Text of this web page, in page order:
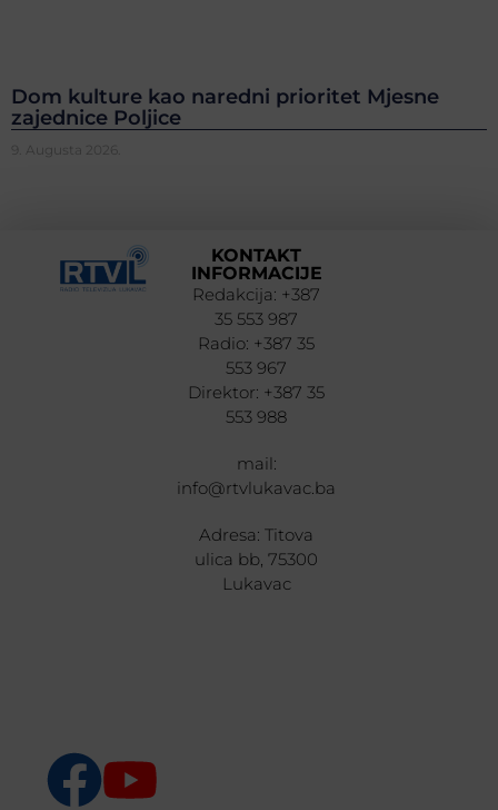
Dom kulture kao naredni prioritet Mjesne
zajednice Poljice
9. Augusta 2026.
KONTAKT
INFORMACIJE
Redakcija: +387
35 553 987
Radio: +387 35
553 967
Direktor: +387 35
553 988
mail:
info@rtvlukavac.ba
Adresa: Titova
ulica bb, 75300
Lukavac